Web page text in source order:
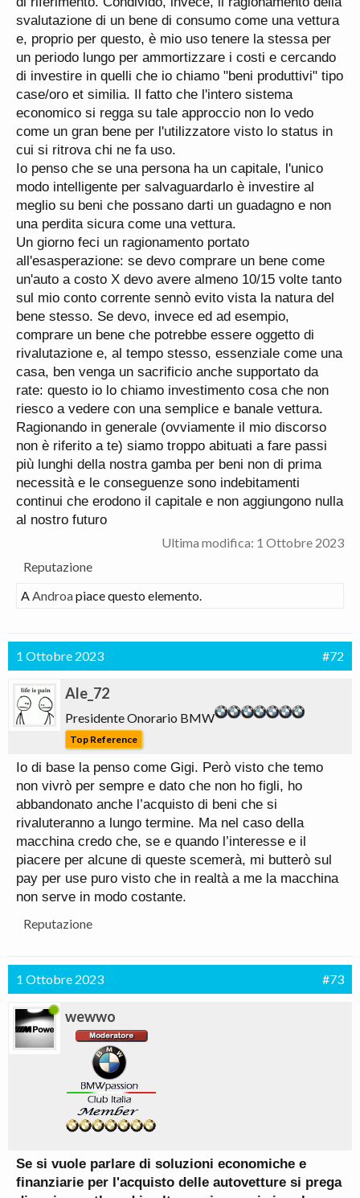
svalutazione di un bene di consumo come una vettura
e, proprio per questo, è mio uso tenere la stessa per
un periodo lungo per ammortizzare i costi e cercando
di investire in quelli che io chiamo "beni produttivi" tipo
case/oro et similia. Il fatto che l'intero sistema
economico si regga su tale approccio non lo vedo
come un gran bene per l'utilizzatore visto lo status in
cui si ritrova chi ne fa uso.
Io penso che se una persona ha un capitale, l'unico
modo intelligente per salvaguardarlo è investire al
meglio su beni che possano darti un guadagno e non
una perdita sicura come una vettura.
Un giorno feci un ragionamento portato
all'esasperazione: se devo comprare un bene come
un'auto a costo X devo avere almeno 10/15 volte tanto
sul mio conto corrente sennò evito vista la natura del
bene stesso. Se devo, invece ed ad esempio,
comprare un bene che potrebbe essere oggetto di
rivalutazione e, al tempo stesso, essenziale come una
casa, ben venga un sacrificio anche supportato da
rate: questo io lo chiamo investimento cosa che non
riesco a vedere con una semplice e banale vettura.
Ragionando in generale (ovviamente il mio discorso
non è riferito a te) siamo troppo abituati a fare passi
più lunghi della nostra gamba per beni non di prima
necessità e le conseguenze sono indebitamenti
continui che erodono il capitale e non aggiungono nulla
al nostro futuro
Ultima modifica: 1 Ottobre 2023
Reputazione
AAndroapiace questo elemento.
1 Ottobre 2023 #72
Ale_72
Presidente Onorario BMW
Top Reference
Io di base la penso come Gigi. Però visto che temo
non vivrò per sempre e dato che non ho figli, ho
abbandonato anche l’acquisto di beni che si
rivaluteranno a lungo termine. Ma nel caso della
macchina credo che, se e quando l’interesse e il
piacere per alcune di queste scemerà, mi butterò sul
pay per use puro visto che in realtà a me la macchina
non serve in modo costante.
Reputazione
1 Ottobre 2023 #73
wewwo
Se si vuole parlare di soluzioni economiche e
finanziarie per l'acquisto delle autovetture si prega